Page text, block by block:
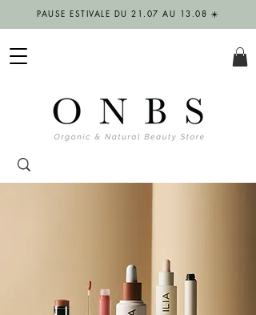
PAUSE ESTIVALE DU 21.07 AU 13.08 ☀️